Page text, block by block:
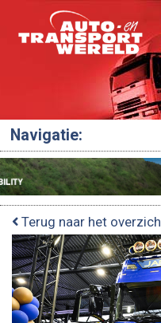
Navigatie:
Terug naar het